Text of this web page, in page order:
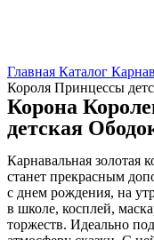
Главная Каталог
Короля Принцессы
Корона
детская
Карнавальная золотая
станет прекрасным
с днем рождения, на
в школе, косплей,
торжеств. Идеально